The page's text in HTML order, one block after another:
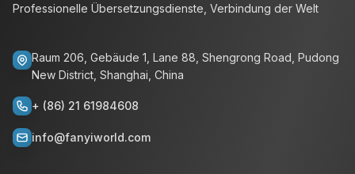
Professionelle Übersetzungsdienste, Verbindung der Welt
Raum 206, Gebäude 1, Lane 88, Shengrong Road, Pudong
New District, Shanghai, China
+ (86) 21 61984608
info@fanyiworld.com